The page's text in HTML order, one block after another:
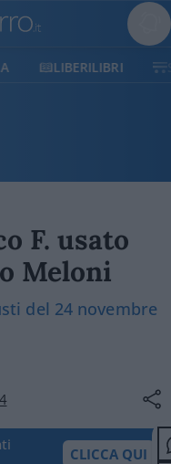
SHOP
F. usato
Meloni
del 24 novembre
CLICCA QUI